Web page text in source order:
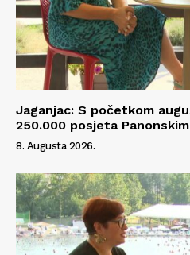
Jaganjac: S početkom
250.000 posjeta
8. Augusta 2026.